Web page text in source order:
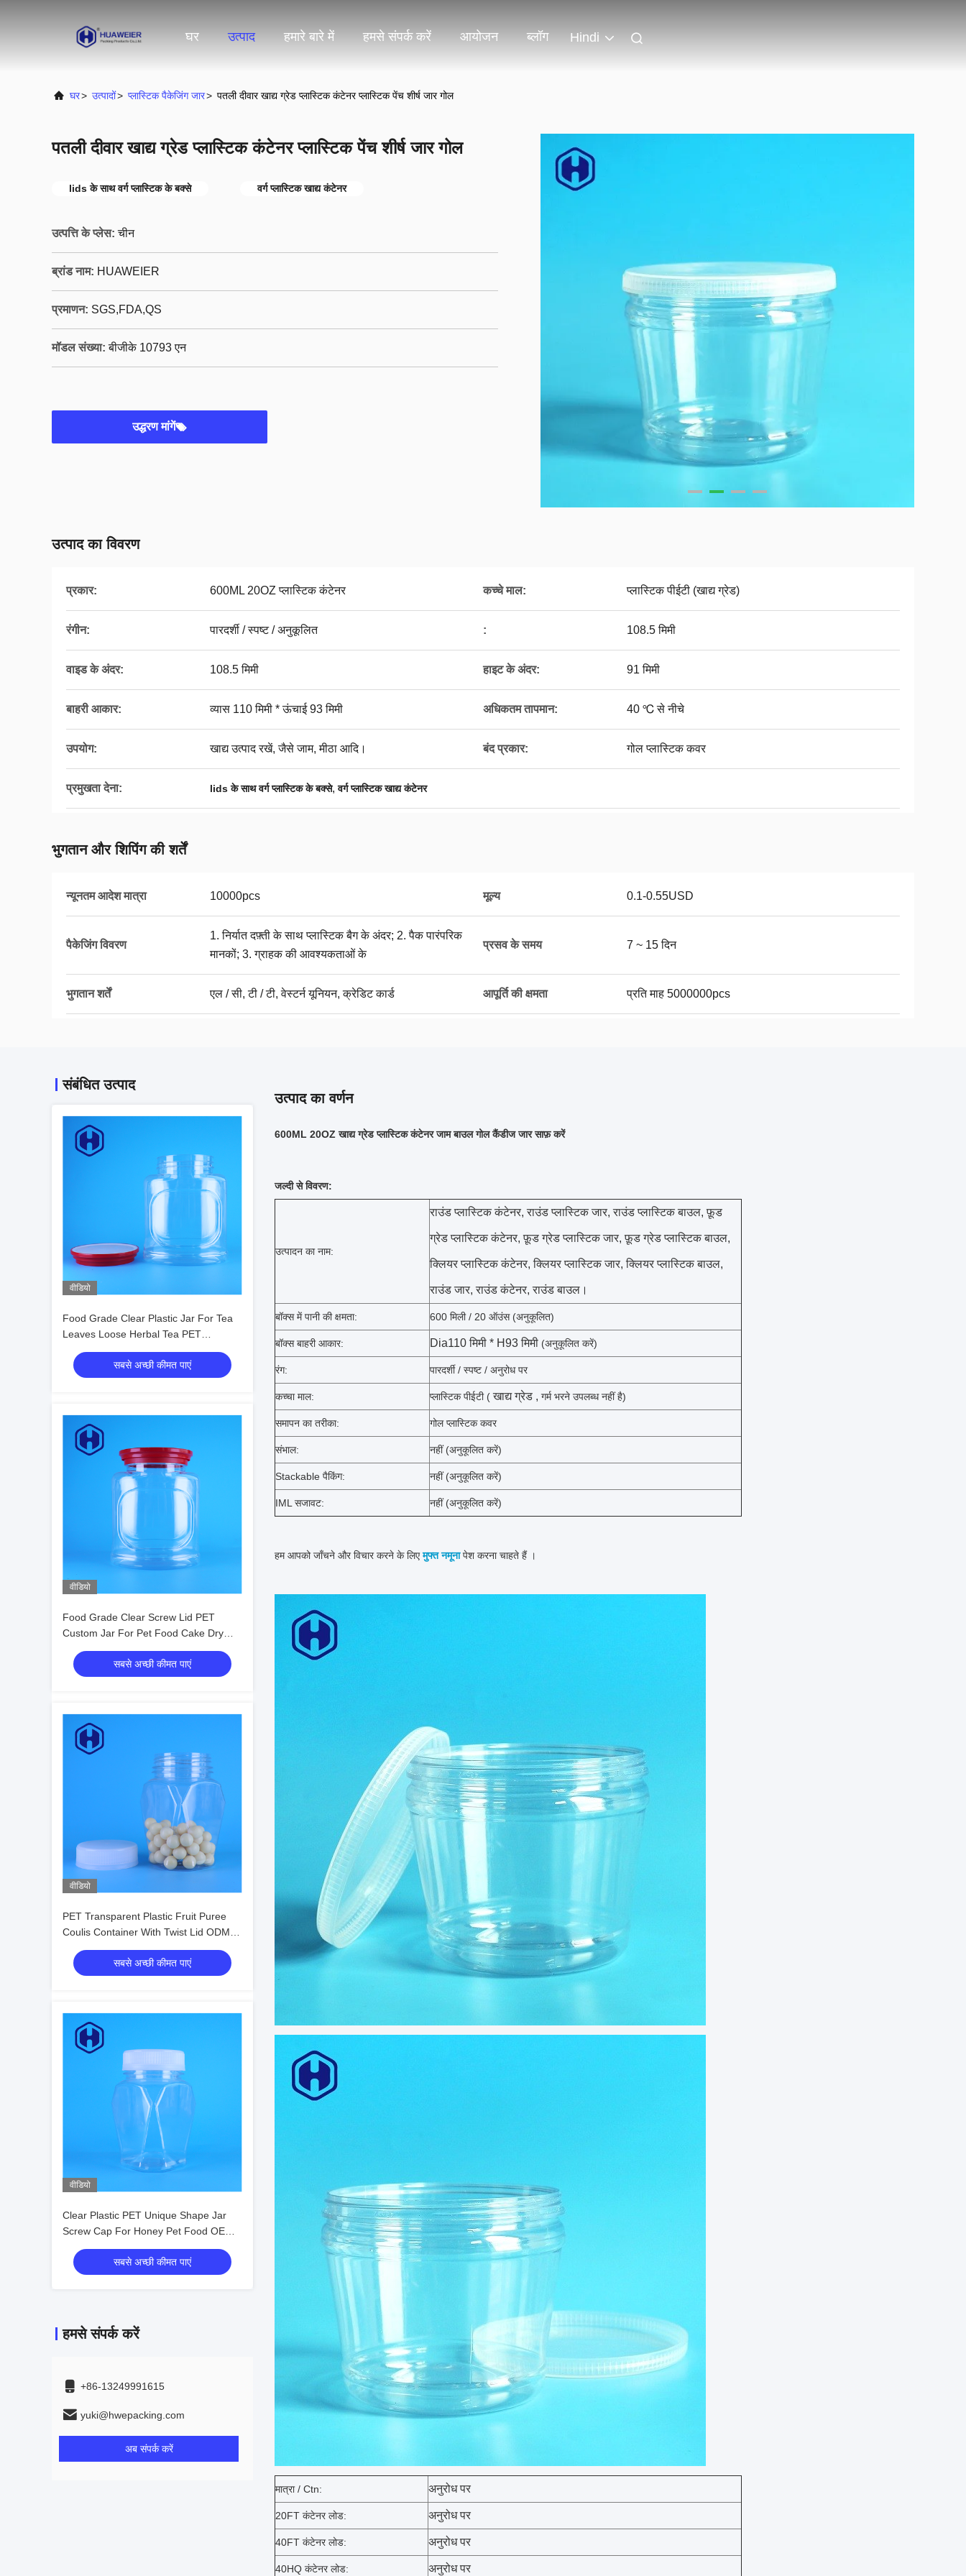
घर उत्पाद हमारे बारे में हमसे संपर्क करें आयोजन ब्लॉग Hindi
घर> उत्पादों> प्लास्टिक पैकेजिंग जार> पतली दीवार खाद्य ग्रेड प्लास्टिक कंटेनर प्लास्टिक पेंच शीर्ष जार गोल
पतली दीवार खाद्य ग्रेड प्लास्टिक कंटेनर प्लास्टिक पेंच शीर्ष जार गोल
lids के साथ वर्ग प्लास्टिक के बक्से वर्ग प्लास्टिक खाद्य कंटेनर
उत्पत्ति के प्लेस: चीन
ब्रांड नाम: HUAWEIER
प्रमाणन: SGS,FDA,QS
मॉडल संख्या: बीजीके 10793 एन
उद्धरण मांगें
उत्पाद का विवरण
प्रकार: 600ML 20OZ प्लास्टिक कंटेनर कच्चे माल: प्लास्टिक पीईटी (खाद्य ग्रेड)
रंगीन: पारदर्शी / स्पष्ट / अनुकूलित : 108.5 मिमी
वाइड के अंदर: 108.5 मिमी हाइट के अंदर: 91 मिमी
बाहरी आकार: व्यास 110 मिमी * ऊंचाई 93 मिमी अधिकतम तापमान: 40 ℃ से नीचे
उपयोग: खाद्य उत्पाद रखें, जैसे जाम, मीठा आदि। बंद प्रकार: गोल प्लास्टिक कवर
प्रमुखता देना: lids के साथ वर्ग प्लास्टिक के बक्से,वर्ग प्लास्टिक खाद्य कंटेनर
भुगतान और शिपिंग की शर्तें
न्यूनतम आदेश मात्रा 10000pcs मूल्य 0.1-0.55USD
पैकेजिंग विवरण
1. निर्यात दफ़्ती के साथ प्लास्टिक बैग के अंदर; 2. पैक पारंपरिक
मानकों; 3. ग्राहक की आवश्यकताओं के
प्रसव के समय 7 ~ 15 दिन
भुगतान शर्तें एल / सी, टी / टी, वेस्टर्न यूनियन, क्रेडिट कार्ड आपूर्ति की क्षमता प्रति माह 5000000pcs
संबंधित उत्पाद
वीडियो
Food Grade Clear Plastic Jar For Tea
Leaves Loose Herbal Tea PET
Packaging Manufacturer Supplier
सबसे अच्छी कीमत पाएं
वीडियो
Food Grade Clear Screw Lid PET
Custom Jar For Pet Food Cake Dry
Fruits Food Packing
सबसे अच्छी कीमत पाएं
वीडियो
PET Transparent Plastic Fruit Puree
Coulis Container With Twist Lid ODM
Food Grade
सबसे अच्छी कीमत पाएं
वीडियो
Clear Plastic PET Unique Shape Jar
Screw Cap For Honey Pet Food OEM
Custom Food Storage
सबसे अच्छी कीमत पाएं
हमसे संपर्क करें
+86-13249991615
yuki@hwepacking.com
अब संपर्क करें
उत्पाद का वर्णन
600ML 20OZ खाद्य ग्रेड प्लास्टिक कंटेनर जाम बाउल गोल कैंडीज जार साफ़ करें
जल्दी से विवरण:
उत्पादन का नाम:
राउंड प्लास्टिक कंटेनर, राउंड प्लास्टिक जार, राउंड प्लास्टिक बाउल, फ़ूड
ग्रेड प्लास्टिक कंटेनर, फ़ूड ग्रेड प्लास्टिक जार, फ़ूड ग्रेड प्लास्टिक बाउल,
क्लियर प्लास्टिक कंटेनर, क्लियर प्लास्टिक जार, क्लियर प्लास्टिक बाउल,
राउंड जार, राउंड कंटेनर, राउंड बाउल।
बॉक्स में पानी की क्षमता: 600 मिली / 20 ऑउंस (अनुकूलित)
बॉक्स बाहरी आकार: Dia110 मिमी * H93 मिमी (अनुकूलित करें)
रंग: पारदर्शी / स्पष्ट / अनुरोध पर
कच्चा माल: प्लास्टिक पीईटी ( खाद्य ग्रेड , गर्म भरने उपलब्ध नहीं है)
समापन का तरीका: गोल प्लास्टिक कवर
संभाल: नहीं (अनुकूलित करें)
Stackable पैकिंग: नहीं (अनुकूलित करें)
IML सजावट: नहीं (अनुकूलित करें)
हम आपको जाँचने और विचार करने के लिए मुफ्त नमूना पेश करना चाहते हैं ।
मात्रा / Ctn: अनुरोध पर
20FT कंटेनर लोड: अनुरोध पर
40FT कंटेनर लोड: अनुरोध पर
40HQ कंटेनर लोड: अनुरोध पर